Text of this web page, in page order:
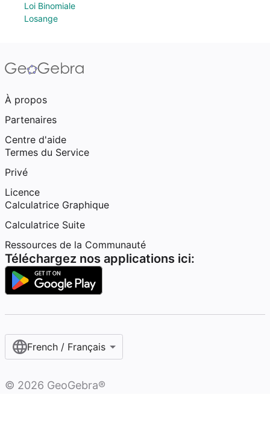
Loi Binomiale
Losange
À propos
Partenaires
Centre d'aide
Termes du Service
Privé
Licence
Calculatrice Graphique
Calculatrice Suite
Ressources de la Communauté
Téléchargez nos applications ici:
French / Français‎
© 2026 GeoGebra®